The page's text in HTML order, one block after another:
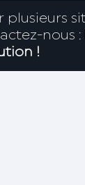
plusieurs
nous :
!